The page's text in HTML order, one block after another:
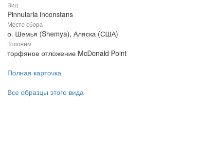
Вид
Pinnularia inconstans
Место сбора
о. Шемья (Shemya), Аляска (США)
Топоним
торфяное отложение McDonald Point
Полная карточка
Все образцы этого вида